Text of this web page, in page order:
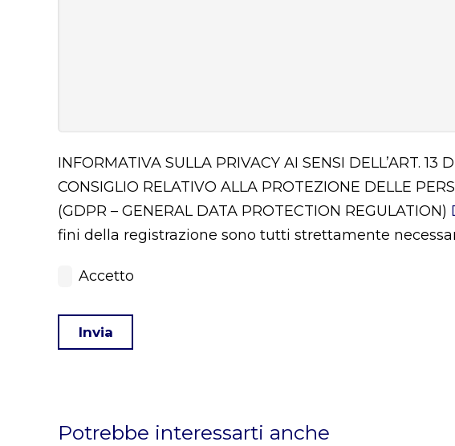
INFORMATIVA SULLA PRIVACY AI SENSI DELL’ART.
CONSIGLIO RELATIVO ALLA PROTEZIONE DELLE
(GDPR – GENERAL DATA PROTECTION REGULATION)
fini della registrazione sono tutti strettamente
Accetto
Invia
should
Potrebbe interessarti anche